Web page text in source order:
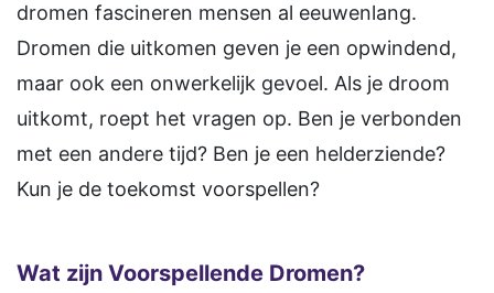
dromen fascineren mensen al eeuwenlang.
Dromen die uitkomen geven je een opwindend,
maar ook een onwerkelijk gevoel. Als je droom
uitkomt, roept het vragen op. Ben je verbonden
met een andere tijd? Ben je een helderziende?
Kun je de toekomst voorspellen?
Wat zijn Voorspellende Dromen?